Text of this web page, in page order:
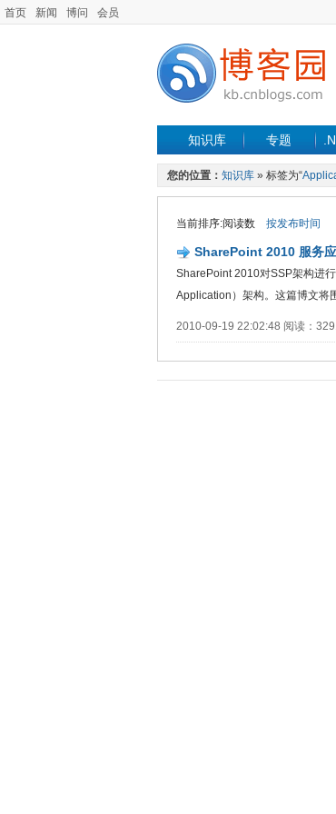
首页 新闻 博问 会员
知识库 专题
您的位置： 知识库 » 标签为“
当前排序:阅读数 按发布时间
SharePoint 2010 服务
SharePoint 2010对SSP架构进
Application）架构。这篇博文将
2010-09-19 22:02:48 阅读：